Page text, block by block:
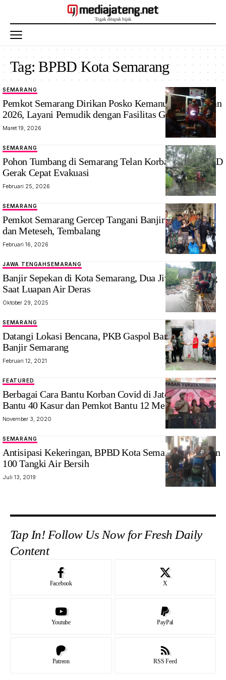
Tag:BPBD Kota Semarang
SEMARANG
Pemkot Semarang Dirikan Posko Kemanusiaan Lebaran
2026, Layani Pemudik dengan Fasilitas Gratis
Maret 19, 2026
SEMARANG
Pohon Tumbang di Semarang Telan Korban Jiwa, BPBD
Gerak Cepat Evakuasi
Februari 25, 2026
SEMARANG
Pemkot Semarang Gercep Tangani Banjir di Rowosari
dan Meteseh, Tembalang
Februari 16, 2026
JAWA TENGAHSEMARANG
Banjir Sepekan di Kota Semarang, Dua Jiwa Melayang
Saat Luapan Air Deras
Oktober 29, 2025
SEMARANG
Datangi Lokasi Bencana, PKB Gaspol Bantu Korban
Banjir Semarang
Februari 12, 2021
FEATURED
Berbagai Cara Bantu Korban Covid di Jateng, Yukata
Bantu 40 Kasur dan Pemkot Bantu 12 Mesin Jahit
November 3, 2020
SEMARANG
Antisipasi Kekeringan, BPBD Kota Semarang Siagakan
100 Tangki Air Bersih
Juli 13, 2019
Tap In! Follow Us Now for Fresh Daily
Content
Facebook X
Youtube PayPal
Patreon RSS Feed